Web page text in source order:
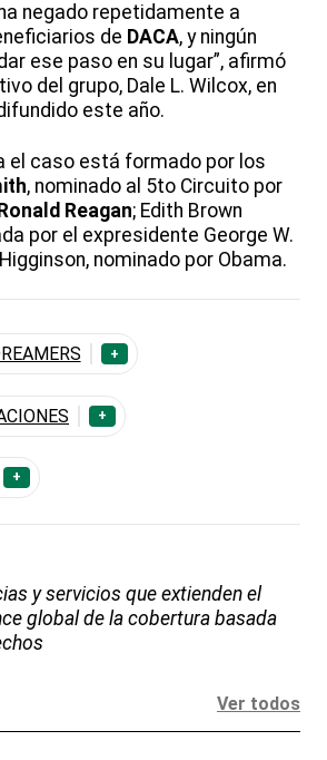
negado repetidamente a
de DACA, y ningún
ese paso en su lugar”, afirmó
del grupo, Dale L. Wilcox, en
este año.
el caso está formado por los
, nominado al 5to Circuito por
Ronald Reagan; Edith Brown
por el expresidente George W.
nominado por Obama.
+
+
+
y servicios que extienden el
global de la cobertura basada
Ver todos